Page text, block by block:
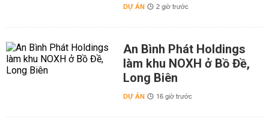
DỰ ÁN 2 giờ trước
An Bình Phát Holdings
làm khu NOXH ở Bồ Đề,
Long Biên
DỰ ÁN 16 giờ trước